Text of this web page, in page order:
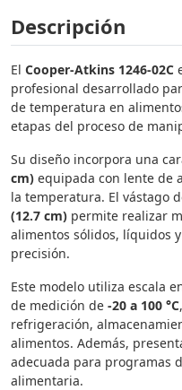
Descripción
El Cooper-Atkins 1246-02C
profesional desarrollado
de temperatura en
etapas del proceso de
Su diseño incorpora una
cm) equipada con lente de
la temperatura. El vástago
(12.7 cm) permite realizar
alimentos sólidos, líquidos
precisión.
Este modelo utiliza escala
de medición de -20 a 100 °C
refrigeración,
alimentos. Además,
adecuada para programas
alimentaria.